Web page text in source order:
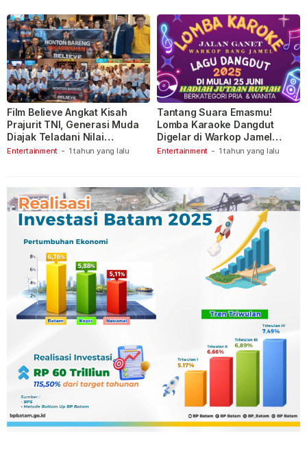
Entertainment - 1 tahun yang lalu
Film Believe Angkat Kisah
Prajurit TNI, Generasi Muda
Diajak Teladani Nilai
Keberanian
Entertainment - 1 tahun yang lalu
Tantang Suara Emasmu!
Lomba Karaoke Dangdut
Digelar di Warkop Jamel
Ganet